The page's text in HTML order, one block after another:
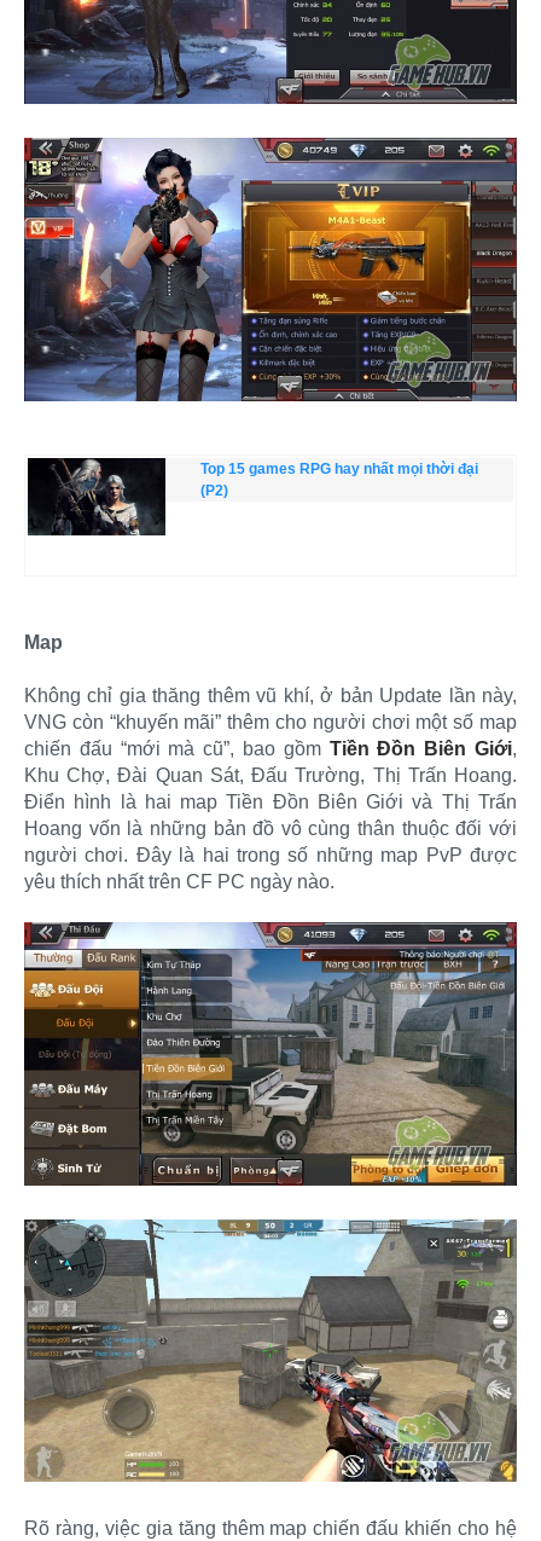
Top 15 games RPG hay nhất mọi thời đại
(P2)
Map
Không chỉ gia thăng thêm vũ khí, ở bản Update lần này,
VNG còn “khuyến mãi” thêm cho người chơi một số map
chiến đấu “mới mà cũ”, bao gồm Tiền Đồn Biên Giới,
Khu Chợ, Đài Quan Sát, Đấu Trường, Thị Trấn Hoang.
Điển hình là hai map Tiền Đồn Biên Giới và Thị Trấn
Hoang vốn là những bản đồ vô cùng thân thuộc đối với
người chơi. Đây là hai trong số những map PvP được
yêu thích nhất trên CF PC ngày nào.
Rõ ràng, việc gia tăng thêm map chiến đấu khiến cho hệ